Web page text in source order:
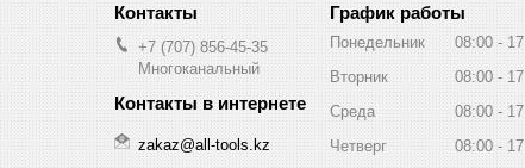
+7 (707) 856-45-35
Многоканальный
zakaz@all-tools.kz
График работы
Понедельник 08:00
Вторник
08:00
Среда
08:00
Четверг
08:00